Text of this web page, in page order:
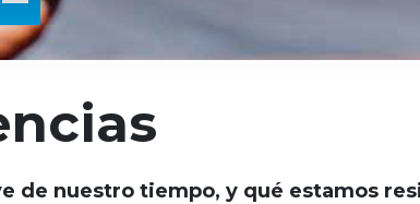
de nuestro tiempo, y qué estamos